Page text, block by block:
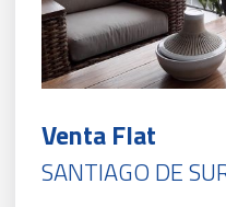
Venta Flat
SANTIAGO DE